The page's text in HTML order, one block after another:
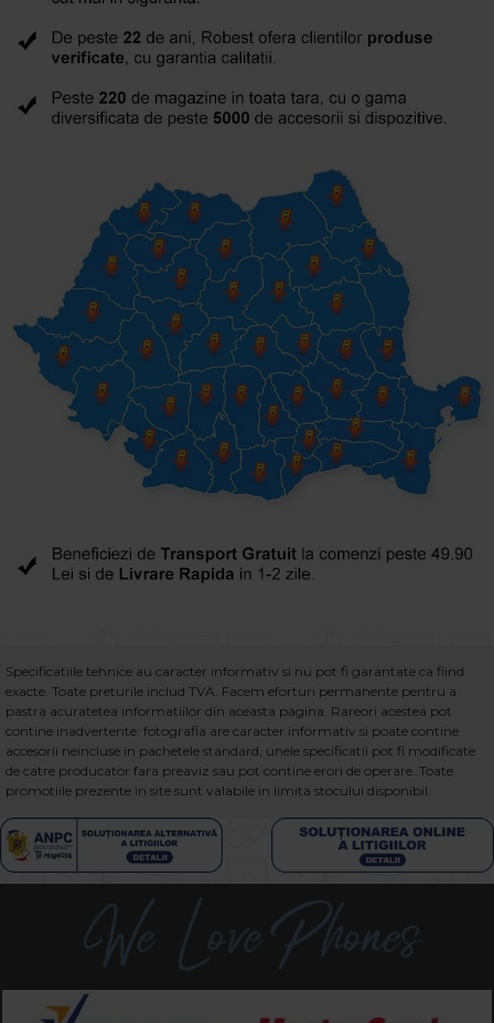
Specificatiile tehnice au caracter informativ si nu pot fi garantate ca fiind
exacte. Toate preturile includ TVA. Facem eforturi permanente pentru a
pastra acuratetea informatiilor din aceasta pagina. Rareori acestea pot
contine inadvertente: fotografia are caracter informativ si poate contine
accesorii neincluse in pachetele standard, unele specificatii pot fi modificate
de catre producator fara preaviz sau pot contine erori de operare. Toate
promotiile prezente in site sunt valabile in limita stocului disponibil.